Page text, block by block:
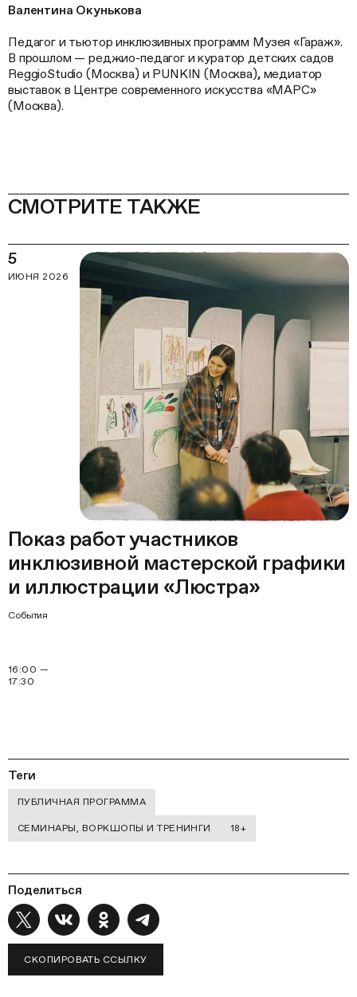
Валентина Окунькова
Педагог и тьютор инклюзивных программ Музея «Гараж».
В прошлом — реджио-педагог и куратор детских садов
ReggioStudio (Москва) и PUNKIN (Москва), медиатор
выставок в Центре современного искусства «МАРС»
(Москва).
СМОТРИТЕ ТАКЖЕ
5
ИЮНЯ 2026
Показ работ участников
инклюзивной мастерской графики
и иллюстрации «Люстра»
События
16:00 —
17:30
Теги
ПУБЛИЧНАЯ ПРОГРАММА
СЕМИНАРЫ, ВОРКШОПЫ И ТРЕНИНГИ 18+
Поделиться
СКОПИРОВАТЬ ССЫЛКУ